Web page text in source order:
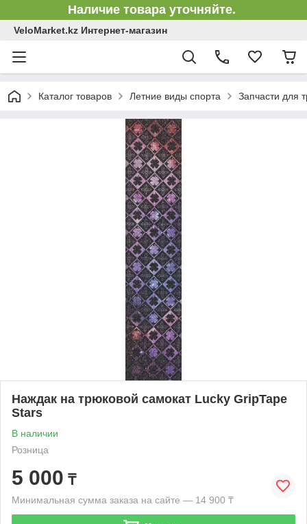
Наличие товара уточняйте.
VeloMarket.kz Интернет-магазин
Каталог товаров Летние виды спорта Запчасти для
Наждак на трюковой самокат Lucky GripTape
Stars
В наличии
Розница
5 000 ₸
Минимальная сумма заказа на сайте — 14 900 ₸